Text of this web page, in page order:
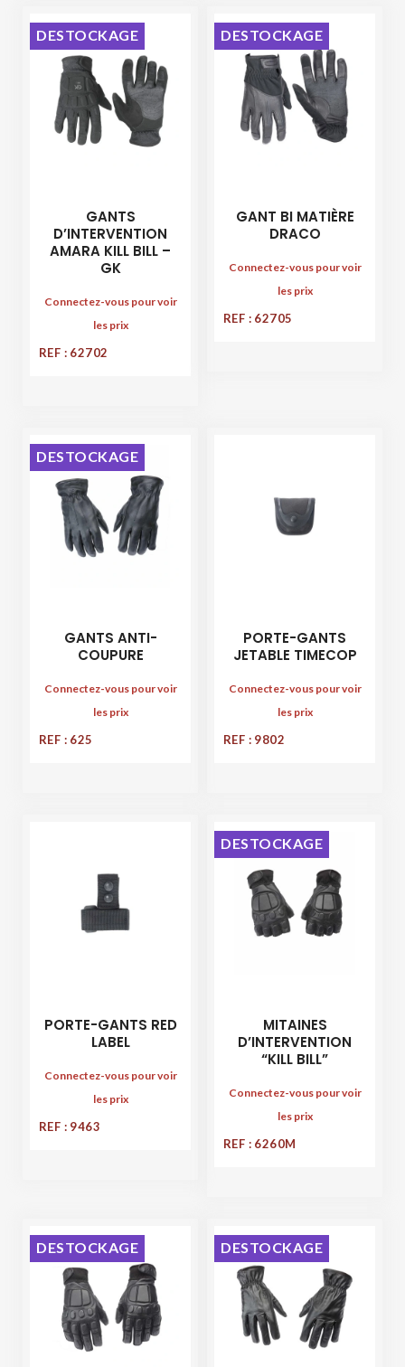
GANTS
D’INTERVENTION
AMARA KILL BILL –
GK
Connectez-vous pour voir
les prix
REF : 62702
DESTOCKAGE
GANT BI MATIÈRE
DRACO
Connectez-vous pour voir
les prix
REF : 62705
DESTOCKAGE
GANTS ANTI-
COUPURE
Connectez-vous pour voir
les prix
REF : 625
DESTOCKAGE
PORTE-GANTS
JETABLE TIMECOP
Connectez-vous pour voir
les prix
REF : 9802
PORTE-GANTS RED
LABEL
Connectez-vous pour voir
les prix
REF : 9463
MITAINES
D’INTERVENTION
“KILL BILL”
Connectez-vous pour voir
les prix
REF : 6260M
DESTOCKAGE
DESTOCKAGE DESTOCKAGE